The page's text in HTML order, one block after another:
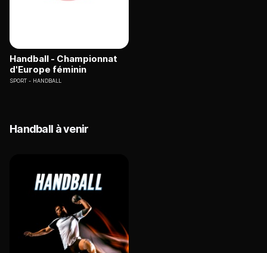
Handball - Championnat
d'Europe féminin
SPORT HANDBALL
Handball à venir